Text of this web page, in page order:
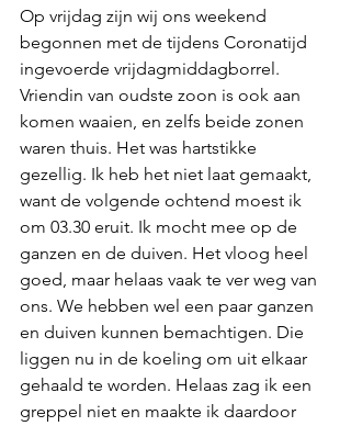
Op vrijdag zijn wij ons weekend
begonnen met de tijdens Coronatijd
ingevoerde vrijdagmiddagborrel.
Vriendin van oudste zoon is ook aan
komen waaien, en zelfs beide zonen
waren thuis. Het was hartstikke
gezellig. Ik heb het niet laat gemaakt,
want de volgende ochtend moest ik
om 03.30 eruit. Ik mocht mee op de
ganzen en de duiven. Het vloog heel
goed, maar helaas vaak te ver weg van
ons. We hebben wel een paar ganzen
en duiven kunnen bemachtigen. Die
liggen nu in de koeling om uit elkaar
gehaald te worden. Helaas zag ik een
greppel niet en maakte ik daardoor